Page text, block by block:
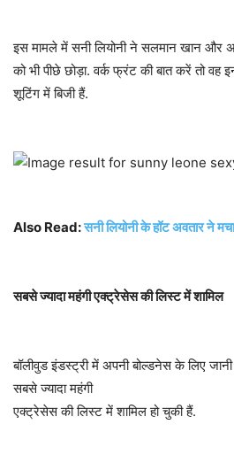
इस मामले में सनी लियोनी ने सलमान खान और
को भी पीछे छोड़ा. वर्क फ्रंट की बात करें तो वह
शूटिंग में बिजी हैं.
Also Read:सनी लियोनी के हॉट अवतार ने
सबसेज्यादामहंगीएक्ट्रेसेसकीलिस्टमेंशामिल
बॉलीवुड इंडस्ट्री में अपनी बोल्डनेस के लिए
सबसे ज्यादा महंगी
एक्ट्रेसेस की लिस्ट में शामिल हो चुकी हैं.